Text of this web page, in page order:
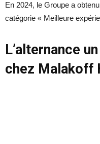
En 2024, le Groupe a
catégorie « Meilleure
L’alternance
chez Malakoff